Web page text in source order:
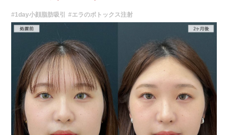
オプション：笑気麻酔 3,300円(税込)
#1day小顔脂肪吸引 #エラのボトックス注射